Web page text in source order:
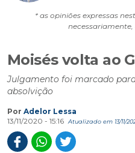
* as opiniões expressas
Moisés volta ao
Julgamento foi marcado
absolvição
Por Adelor Lessa
13/11/2020 - 15:16
Atualizado em 13/11/